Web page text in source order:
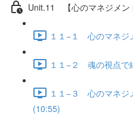
Unit.11 【心のマネジメン
１１−１ 心のマネジ
１１−２ 魂の視点で
１１−３ 心のマネジ
(10:55)